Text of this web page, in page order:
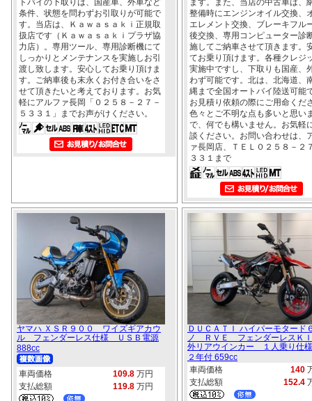
条件、状態を問わずお引取りが可能で
す。当店は、Ｋａｗａｓａｋｉ正規取
扱店です（Ｋａｗａｓａｋｉプラザ協
力店）。専用ツール、専用診断機にて
しっかりとメンテナンスを実施しお引
渡し致します。安心してお乗り頂けま
す。ご納車後も末永くお付き合いをさ
せて頂きたいと考えております。お気
軽にアルファ長岡「０２５８－２７－
５３３１」までお声がけください。
整備時にエンジンオイル交換、
エレメント交換、ブレーキフル
後交換、専用コンピューター診
施してご納車させて頂きます。
てお乗り頂けます。各種クレジ
実施中ですし、下取りも国産、
わず可能です。北は、北海道、
縄まで全国オートバイ陸送可能
お見積り依頼の際にご用命くだ
色々とご不明な点も多いと思い
で、何でも構いません。お気軽
談ください。お問い合わせは、
ァ長岡店、ＴＥＬ０２５８－２
３３１まで
ヤマハ ＸＳＲ９００ ワイズギアカウ
ル フェンダーレス仕様 ＵＳＢ電源
888cc
車両価格 109.8 万円
支払総額
119.8 万円
ＤＵＣＡＴＩ ハイパーモタード
ノ ＲＶＥ フェンダーレスＫ
外リアウインカー １人乗り仕
２年付 659cc
車両価格
140
支払総額
152.4